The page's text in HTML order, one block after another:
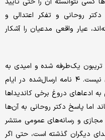
روحانی و تفکر اعتدالی و
عیار واقعی مدعیان را آشکار
یک‌طرفه شده و امیدی به
پاسخگویی در آن و یا عذرخواهی از آن نیست. ۴ نامه ارسال‌شده در ایام
ادعاهای دروغ برخی کاندیداها
اما پاسخ دکتر روحانی به آن‌ها
و رسانه‌های عمومی منتشر
دیگران گذشته است، حتی اگر